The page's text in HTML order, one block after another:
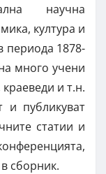
научна
култура и
периода 1878-
много учени
и т.н.
и публикуват
статии и
сборник.